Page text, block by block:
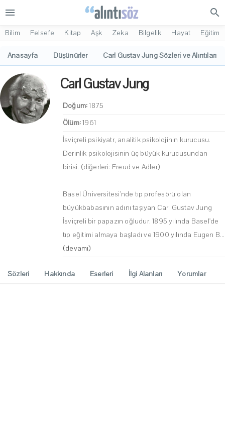
menu search
Bilim Felsefe Kitap Aşk Zeka Bilgelik Hayat Eğitim
Anasayfa Düşünürler Carl Gustav Jung Sözleri ve Alıntıları
Carl Gustav Jung
Doğum:1875
Ölüm:1961
İsviçreli psikiyatr, analitik psikolojinin kurucusu.
Derinlik psikolojisinin üç büyük kurucusundan
birisi. (diğerleri: Freud ve Adler)
Basel Üniversitesi'nde tıp profesörü olan
büyükbabasının adını taşıyan Carl Gustav Jung
İsviçreli bir papazın oğludur. 1895 yılında Basel'de
tıp eğitimi almaya başladı ve 1900 yılında Eugen B...
(devamı)
Sözleri Hakkında Eserleri İlgi Alanları Yorumlar